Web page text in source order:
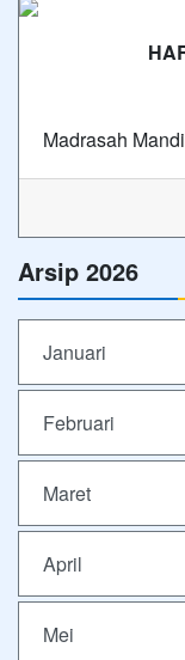
Madrasah
Arsip 2026
Januari
Februari
Maret
April
Mei